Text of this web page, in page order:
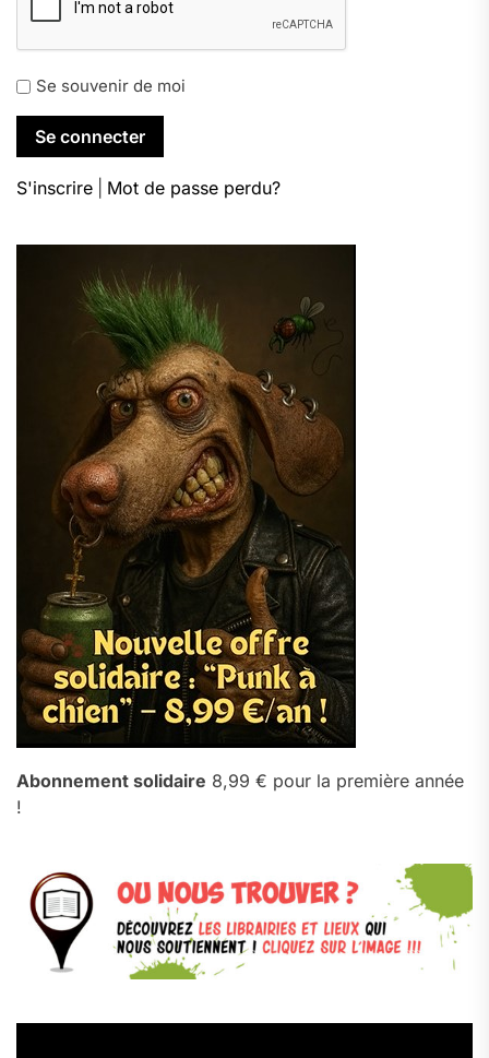
Se souvenir de moi
S'inscrire Mot de passe perdu?
Abonnement solidaire 8,99 € pour la première année
!